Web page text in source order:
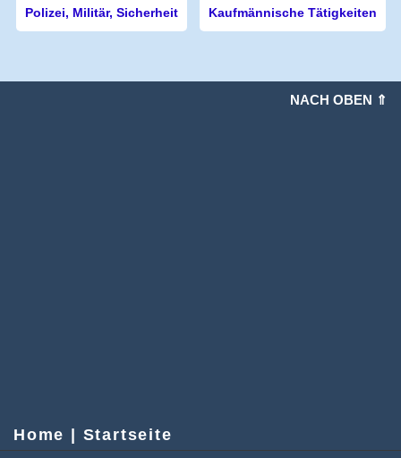
Polizei, Militär, Sicherheit Kaufmännische Tätigkeiten
NACH OBEN ⇑
Home | Startseite